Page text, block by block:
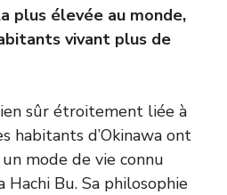
plus élevée au monde,
vivant plus de
sûr étroitement liée à
habitants d’Okinawa ont
mode de vie connu
Hachi Bu. Sa philosophie